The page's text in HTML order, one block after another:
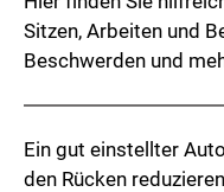
Sitzen, Arbeiten und
Beschwerden und
Ein gut einstellter
den Rücken